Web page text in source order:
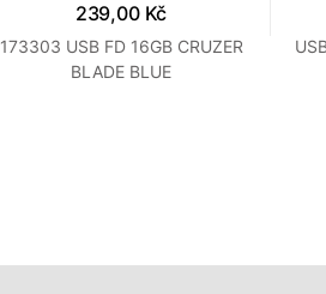
239,00 Kč
173303 USB FD 16GB CRUZER
BLADE BLUE